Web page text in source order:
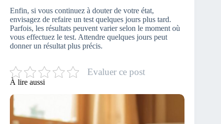
Enfin, si vous continuez à douter de votre état,
envisagez de refaire un test quelques jours plus tard.
Parfois, les résultats peuvent varier selon le moment où
vous effectuez le test. Attendre quelques jours peut
donner un résultat plus précis.
Evaluer ce post
À lire aussi